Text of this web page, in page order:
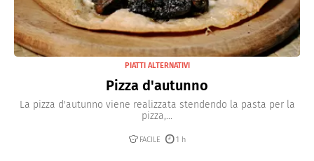
PIATTI ALTERNATIVI
Pizza d'autunno
La pizza d'autunno viene realizzata stendendo la pasta per la
pizza,...
FACILE 1 h